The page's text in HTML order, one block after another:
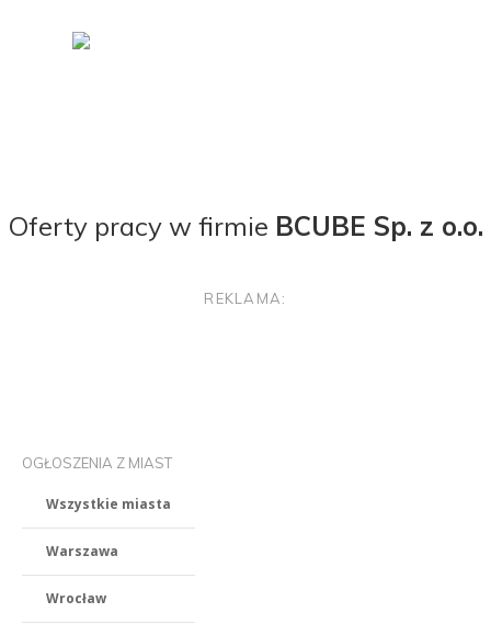
Oferty pracy w firmie BCUBE Sp. z o.o.
REKLAMA:
OGŁOSZENIA Z MIAST
Wszystkie miasta
Warszawa
Wrocław